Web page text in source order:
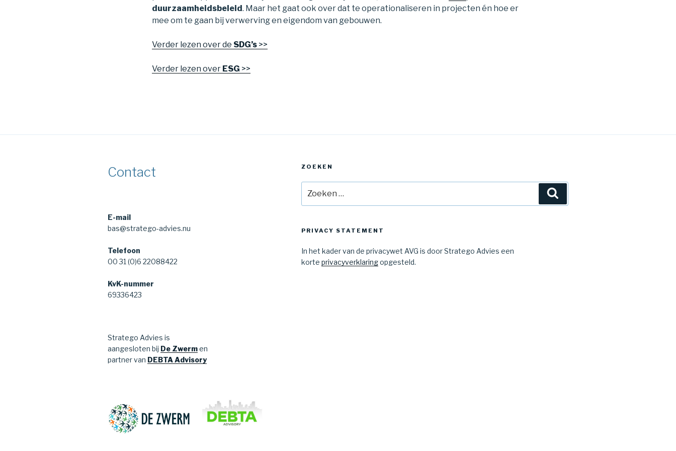
duurzaamheidsbeleid. Maar het gaat ook over dat te operationaliseren in projecten én hoe er
mee om te gaan bij verwerving en eigendom van gebouwen.
Verder lezen over de SDG’s >>
Verder lezen over ESG >>
Contact
E-mail
bas@stratego-advies.nu
Telefoon
00 31 (0)6 22088422
KvK-nummer
69336423
Stratego Advies is
aangesloten bij De Zwermen
partner van DEBTA Advisory
ZOEKEN
naar:
PRIVACY STATEMENT
In het kader van de privacywet AVG is door Stratego Advies een
korte privacyverklaringopgesteld.